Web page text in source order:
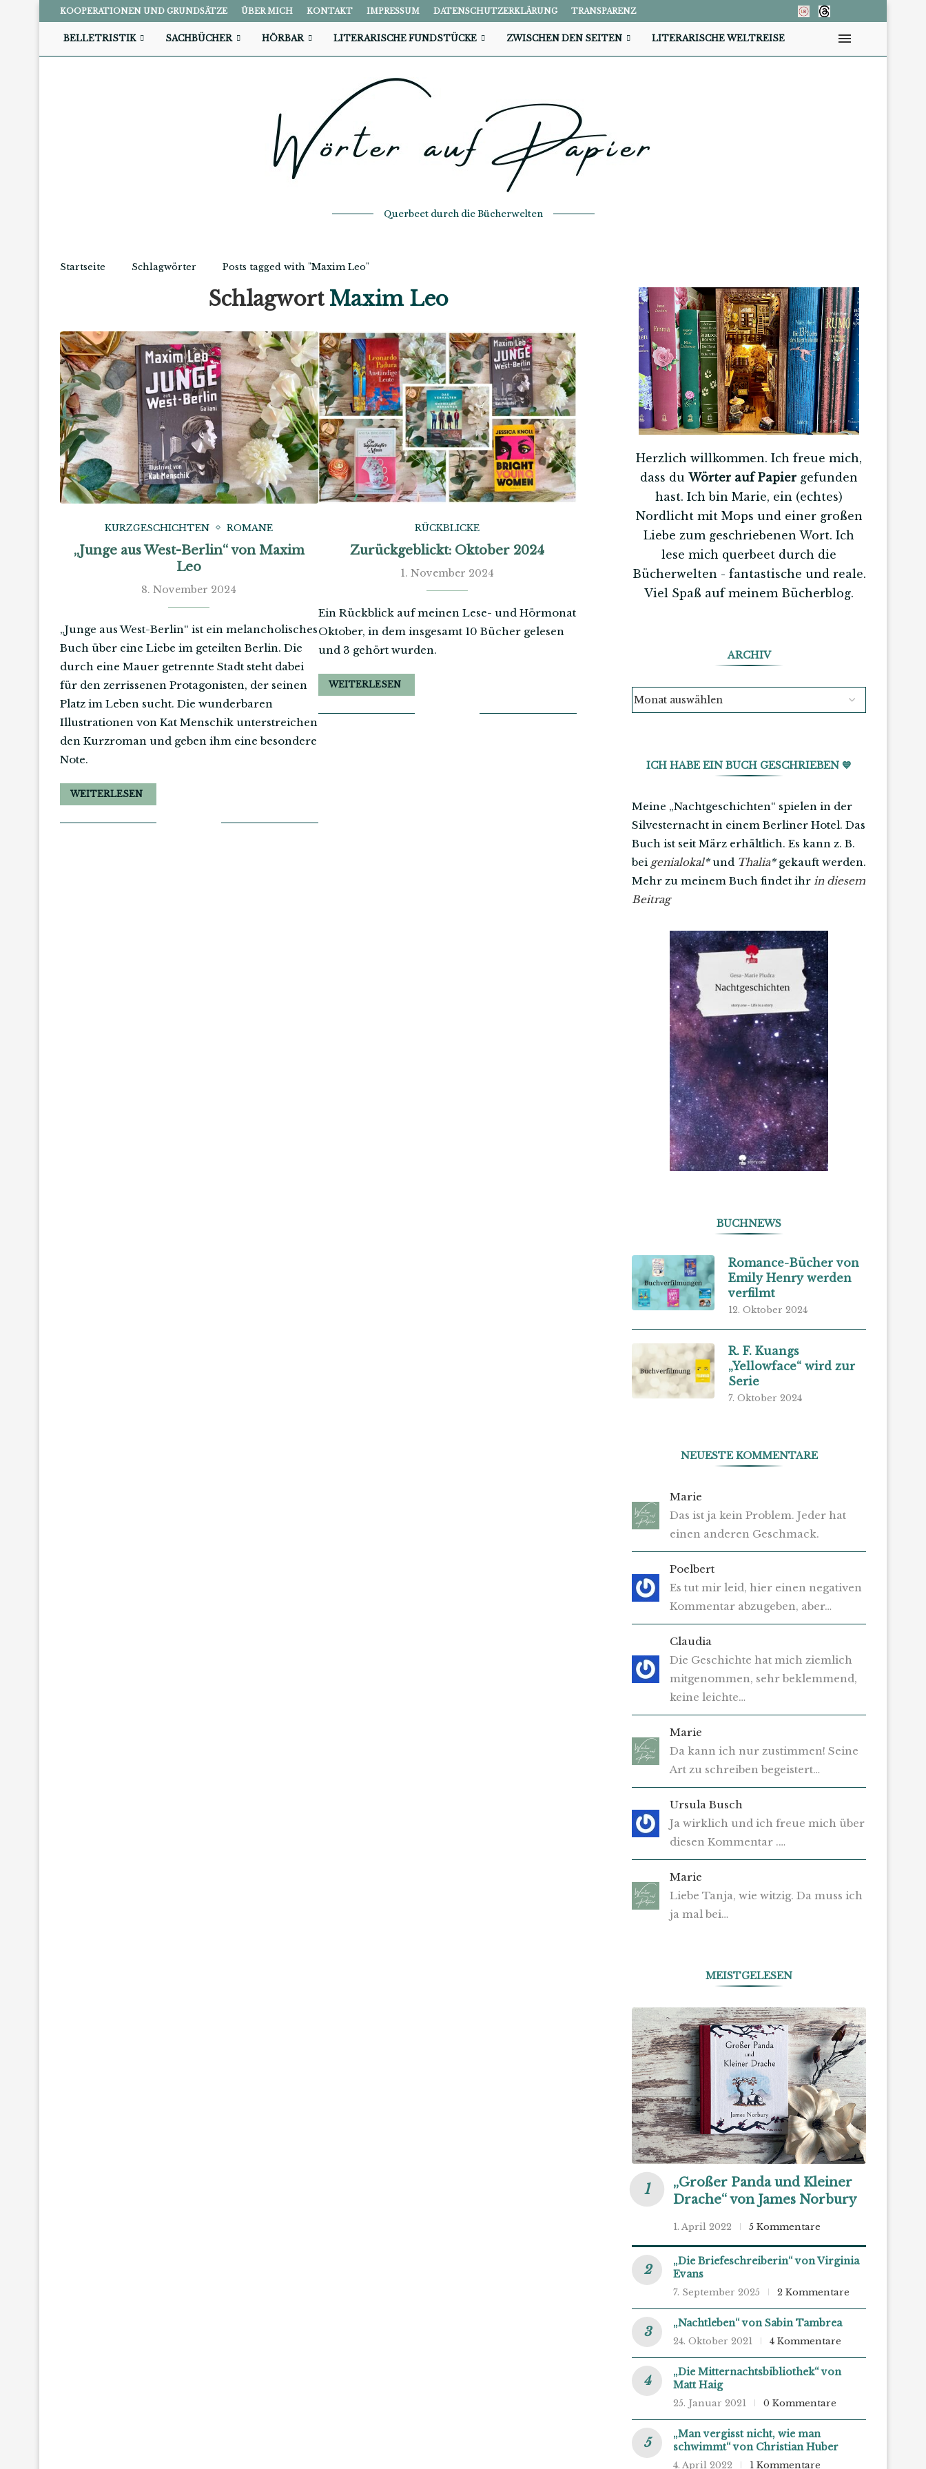
KOOPERATIONEN UND GRUNDSÄTZE ÜBER MICH KONTAKT IMPRESSUM DATENSCHUTZERKLÄRUNG TRANSPARENZ
BELLETRISTIK SACHBÜCHER HÖRBAR LITERARISCHE FUNDSTÜCKE ZWISCHEN DEN SEITEN LITERARISCHE WELTREISE
Querbeet durch die Bücherwelten
Startseite Schlagwörter Posts tagged with "Maxim Leo"
Schlagwort Maxim Leo
KURZGESCHICHTEN ROMANE
„Junge aus West-Berlin“ von Maxim
Leo
8. November 2024
„Junge aus West-Berlin“ ist ein melancholisches
Buch über eine Liebe im geteilten Berlin. Die
durch eine Mauer getrennte Stadt steht dabei
für den zerrissenen Protagonisten, der seinen
Platz im Leben sucht. Die wunderbaren
Illustrationen von Kat Menschik unterstreichen
den Kurzroman und geben ihm eine besondere
Note.
WEITERLESEN
RÜCKBLICKE
Zurückgeblickt: Oktober 2024
1. November 2024
Ein Rückblick auf meinen Lese- und Hörmonat
Oktober, in dem insgesamt 10 Bücher gelesen
und 3 gehört wurden.
WEITERLESEN
Herzlich willkommen. Ich freue mich,
dass du Wörter auf Papiergefunden
hast. Ich bin Marie, ein (echtes)
Nordlicht mit Mops und einer großen
Liebe zum geschriebenen Wort. Ich
lese mich querbeet durch die
Bücherwelten - fantastische und reale.
Viel Spaß auf meinem Bücherblog.
ARCHIV
ICH HABE EIN BUCH GESCHRIEBEN 💙
Meine „Nachtgeschichten“ spielen in der
Silvesternacht in einem Berliner Hotel. Das
Buch ist seit März erhältlich. Es kann z. B.
bei genialokal*und Thalia*gekauft werden.
Mehr zu meinem Buch findet ihr in diesem
Beitrag
BUCHNEWS
Romance-Bücher von
Emily Henry werden
verfilmt
12. Oktober 2024
R. F. Kuangs
„Yellowface“ wird zur
Serie
7. Oktober 2024
NEUESTE KOMMENTARE
Marie
Das ist ja kein Problem. Jeder hat
einen anderen Geschmack.
Poelbert
Es tut mir leid, hier einen negativen
Kommentar abzugeben, aber…
Claudia
Die Geschichte hat mich ziemlich
mitgenommen, sehr beklemmend,
keine leichte…
Marie
Da kann ich nur zustimmen! Seine
Art zu schreiben begeistert…
Ursula Busch
Ja wirklich und ich freue mich über
diesen Kommentar .…
Marie
Liebe Tanja, wie witzig. Da muss ich
ja mal bei…
MEISTGELESEN
„Großer Panda und Kleiner
Drache“ von James Norbury
1. April 2022 5 Kommentare
„Die Briefeschreiberin“ von Virginia
Evans
7. September 2025 2 Kommentare
„Nachtleben“ von Sabin Tambrea
24. Oktober 2021 4 Kommentare
„Die Mitternachtsbibliothek“ von
Matt Haig
25. Januar 2021 0 Kommentare
„Man vergisst nicht, wie man
schwimmt“ von Christian Huber
4. April 2022 1 Kommentare